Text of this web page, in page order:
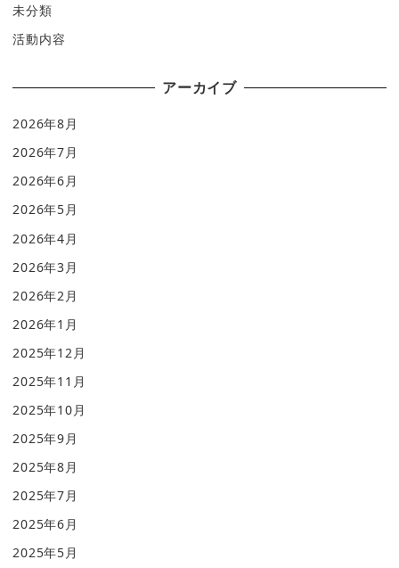
未分類
活動内容
アーカイブ
2026年8月
2026年7月
2026年6月
2026年5月
2026年4月
2026年3月
2026年2月
2026年1月
2025年12月
2025年11月
2025年10月
2025年9月
2025年8月
2025年7月
2025年6月
2025年5月